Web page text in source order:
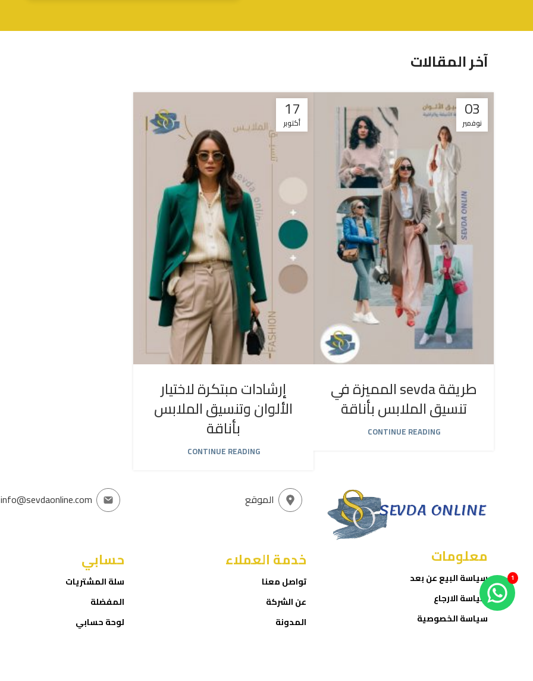
آخر المقالات
03
نوفمبر
طريقة sevda المميزة في
تنسيق الملابس بأناقة
CONTINUE READING
17
أكتوبر
إرشادات مبتكرة لاختيار
الألوان وتنسيق الملابس
بأناقة
CONTINUE READING
info@sevdaonline.com
حسابي
سلة المشتريات
المفضلة
لوحة حسابي
الموقع
خدمة العملاء
تواصل معنا
عن الشركة
المدونة
معلومات
سياسة البيع عن بعد
سياسة الارجاع
سياسة الخصوصية
1